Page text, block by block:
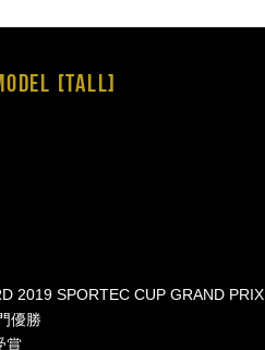
[tall]
2019 SPORTEC CUP GRAND PRIX
優勝
賞